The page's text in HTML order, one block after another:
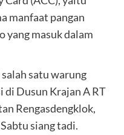
manfaat pangan
yang masuk dalam
satu warung
di Dusun Krajan A RT
Rengasdengklok,
siang tadi.